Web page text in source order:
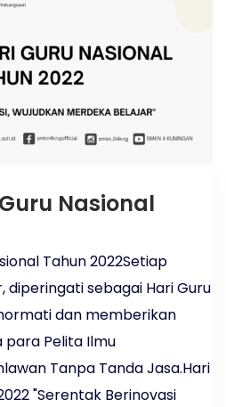
Nasional
Tahun 2022Setiap
diperingati sebagai Hari Guru
dan memberikan
Pelita Ilmu
Tanpa Tanda Jasa.Hari
"Serentak Berinovasi